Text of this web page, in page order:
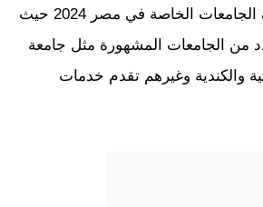
تعرف على مصاريف الجامعات الخاصة في مصر 2024 حيث
الجامعات المشهورة مثل جامعة
والكندية وغيرهم تقدم خدمات